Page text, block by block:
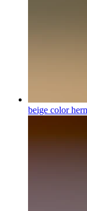
beige color